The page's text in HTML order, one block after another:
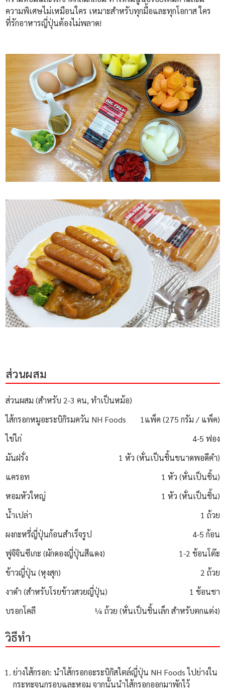
ความพิเศษไม่เหมือนใคร เหมาะสำหรับทุกมื้อและทุกโอกาส ใคร
ที่รักอาหารญี่ปุ่นต้องไม่พลาด!
ส่วนผสม
ส่วนผสม (สำหรับ 2-3 คน, ทำเป็นหม้อ)
ไส้กรอกหมูอะระบิกิรมควัน NH Foods
1แพ็ค (275 กรัม / แพ็ค)
ไข่ไก่
4-5 ฟอง
มันฝรั่ง
1 หัว (หั่นเป็นชิ้นขนาดพอดีคำ)
แครอท
1 หัว (หั่นเป็นชิ้น)
หอมหัวใหญ่
1 หัว (หั่นเป็นชิ้น)
น้ำเปล่า
1 ถ้วย
ผงกะหรี่ญี่ปุ่นก้อนสำเร็จรูป
4-5 ก้อน
ฟูจิจินซีเกะ (ผักดองญี่ปุ่นสีแดง)
1-2 ช้อนโต๊ะ
ข้าวญี่ปุ่น (หุงสุก)
2 ถ้วย
งาดำ (สำหรับโรยข้าวสวยญี่ปุ่น)
1 ช้อนชา
บรอกโคลี
¼ ถ้วย (หั่นเป็นชิ้นเล็ก สำหรับตกแต่ง)
วิธีทำ
ย่างไส้กรอก: นำไส้กรอกอะระบิกิสไตล์ญี่ปุ่น NH Foods ไปย่างใน
กระทะจนกรอบและหอม จากนั้นนำไส้กรอกออกมาพักไว้